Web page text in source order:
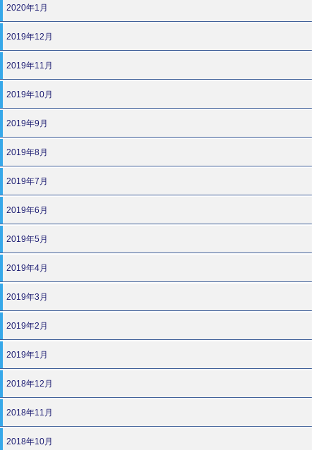
2020年1月
2019年12月
2019年11月
2019年10月
2019年9月
2019年8月
2019年7月
2019年6月
2019年5月
2019年4月
2019年3月
2019年2月
2019年1月
2018年12月
2018年11月
2018年10月